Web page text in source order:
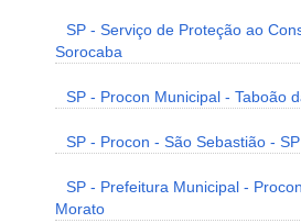
SP - Serviço de Proteção ao
Sorocaba
SP - Procon Municipal - Taboão
SP - Procon - São Sebastião - SP
SP - Prefeitura Municipal -
Morato